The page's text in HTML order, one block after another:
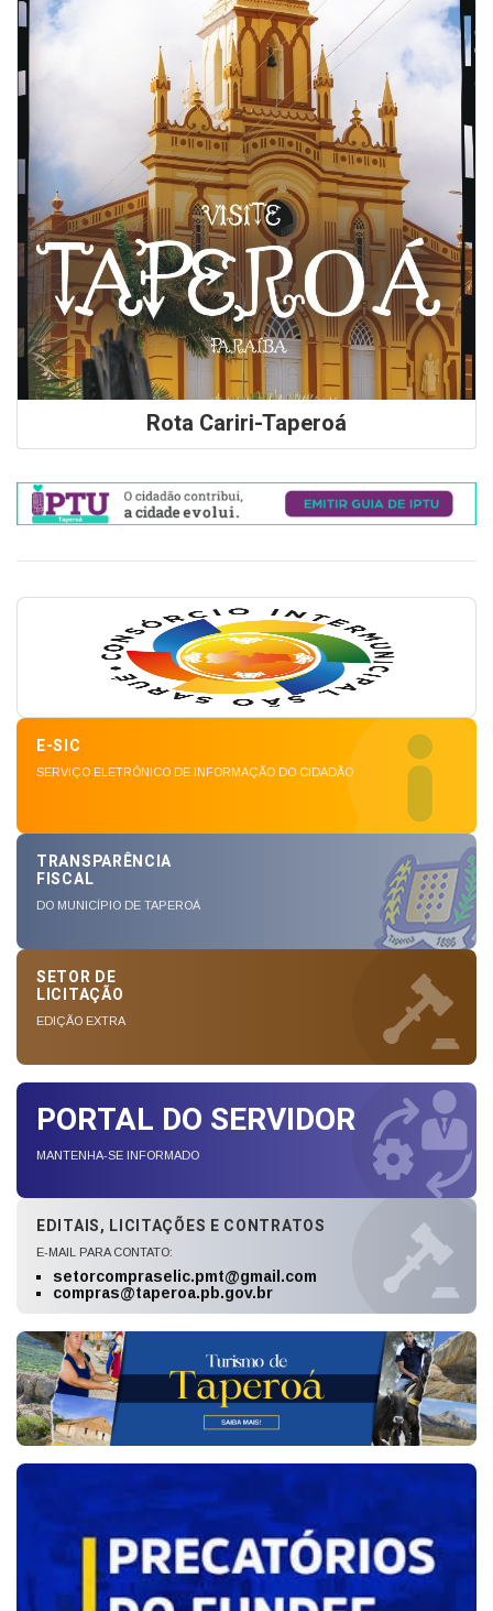
Rota Cariri-Taperoá
E-SIC
SERVIÇO ELETRÔNICO DE INFORMAÇÃO DO CIDADÃO
TRANSPARÊNCIA
FISCAL
DO MUNICÍPIO DE TAPEROÁ
SETOR DE
LICITAÇÃO
EDIÇÃO EXTRA
PORTAL DO SERVIDOR
MANTENHA-SE INFORMADO
EDITAIS, LICITAÇÕES E CONTRATOS
E-MAIL PARA CONTATO:
setorcompraselic.pmt@gmail.com
compras@taperoa.pb.gov.br